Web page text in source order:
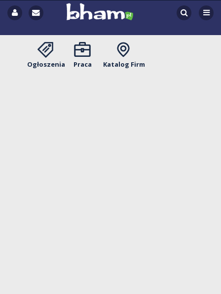
Ogłoszenia Praca Katalog Firm